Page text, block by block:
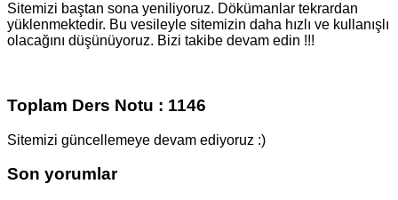
Sitemizi baştan sona yeniliyoruz. Dökümanlar tekrardan
yüklenmektedir. Bu vesileyle sitemizin daha hızlı ve kullanışlı
olacağını düşünüyoruz. Bizi takibe devam edin !!!
Toplam Ders Notu : 1146
Sitemizi güncellemeye devam ediyoruz :)
Son yorumlar